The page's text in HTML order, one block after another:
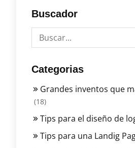
Buscador
Categorias
Grandes inventos que
(18)
Tips para el diseño de
Tips para una Landig